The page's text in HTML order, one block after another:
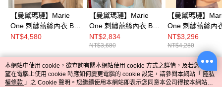
【曼黛瑪璉】Marie
One 刺繡蕾絲內衣 B-E
罩杯(黑)
NT$4,580
【曼黛瑪璉】Marie
One 刺繡蕾絲內衣 B-E
罩杯(優雅藍)
NT$2,834
NT$3,680
【曼黛瑪璉】
One 刺繡蕾絲內
罩杯(柔礦灰)
NT$3,296
NT$4,280
熱門標籤
本網站中使用 cookie，欲查詢有關本網站使用 cookie 方式之詳情，及若您不希
望在電腦上使用 cookie 時應如何變更電腦的 cookie 設定，請參閱本網站「 隱私
權條款 」之 Cookie 聲明。您繼續使用本網站即表示您同意本公司得按本網站使